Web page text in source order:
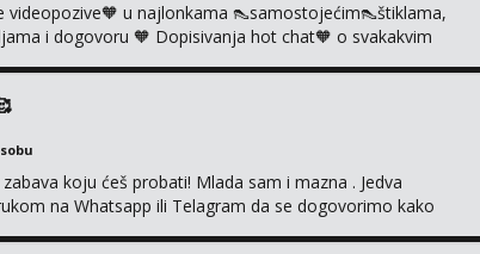
u najlonkama 👠samostojećim👠štiklama,
i dogovoru 🧡 Dopisivanja hot chat🧡 o svakakvim
zabava koju ćeš probati! Mlada sam i mazna . Jedva
na Whatsapp ili Telagram da se dogovorimo kako